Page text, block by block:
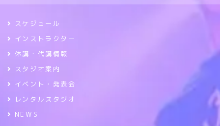
スケジュール
インストラクター
休講・代講情報
スタジオ案内
イベント・発表会
レンタルスタジオ
NEWS